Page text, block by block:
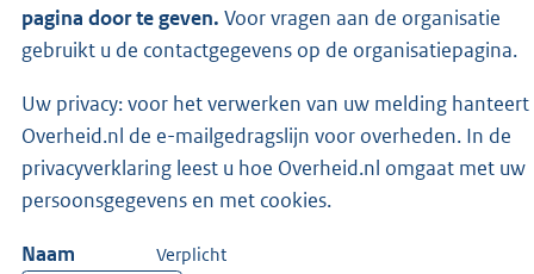
pagina door te geven. Voor vragen aan de organisatie
gebruikt u de contactgegevens op de organisatiepagina.
Uw privacy: voor het verwerken van uw melding hanteert
Overheid.nl de e-mailgedragslijn voor overheden. In de
privacyverklaring leest u hoe Overheid.nl omgaat met uw
persoonsgegevens en met cookies.
Naam Verplicht